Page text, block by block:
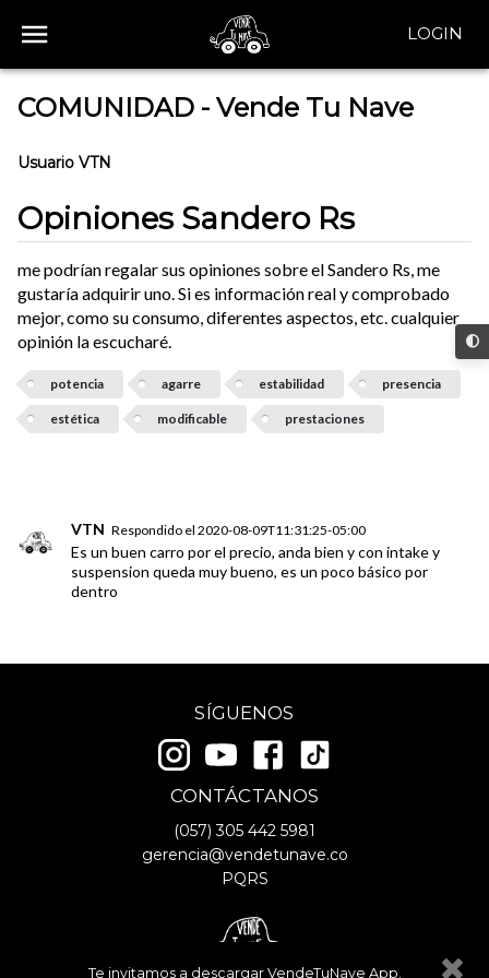
LOGIN
Te invitamos a descargar VendeTuNave App.
COMUNIDAD - Vende Tu Nave
Usuario VTN
Opiniones Sandero Rs
me podrían regalar sus opiniones sobre el Sandero Rs, me
gustaría adquirir uno. Si es información real y comprobado
mejor, como su consumo, diferentes aspectos, etc. cualquier
opinión la escucharé.
potencia agarre estabilidad presencia
estética modificable prestaciones
VTN Respondido el2020-08-09T11:31:25-05:00
Es un buen carro por el precio, anda bien y con intake y
suspension queda muy bueno, es un poco básico por
dentro
SÍGUENOS
CONTÁCTANOS
(057)305 442 5981
gerencia@vendetunave.co
PQRS